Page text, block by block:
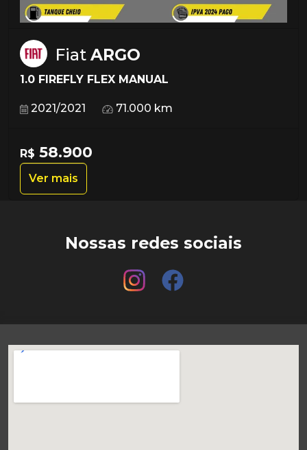
Fiat ARGO
1.0 FIREFLY FLEX MANUAL
2021/2021 71.000 km
R$ 58.900
Ver mais
Nossas redes sociais